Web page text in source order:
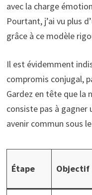
avec la charge
Pourtant, j’ai vu plus
grâce à ce modèle
Il est évidemment
compromis conjugal,
Gardez en tête que la
consiste pas à gagner
avenir commun sous
Étape Objectif